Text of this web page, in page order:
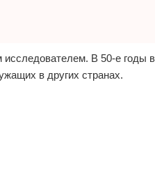
В 50-е годы
в других странах.